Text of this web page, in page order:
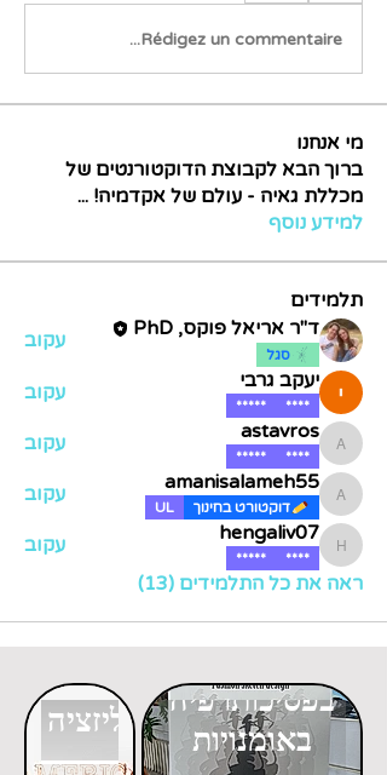
Rédigez un commentaire...
מי אנחנו
ברוך הבא לקבוצת הדוקטורנטים של
מכללת גאיה - עולם של אקדמיה! ...
למידע נוסף
תלמידים
ד"ר אריאל פוקס, PhD
סגל
עקוב
יעקב גרבי
****
*****
עקוב
astavros
astavros
****
*****
עקוב
amanisalameh55
amanisalameh55
דוקטורט בחינוך UL
עקוב
hengaliv07
hengaliv07
****
*****
עקוב
ראה את כל התלמידים (13)
דוקטורט
בגלובליזציה
בפסיכותרפיה
באומנויות